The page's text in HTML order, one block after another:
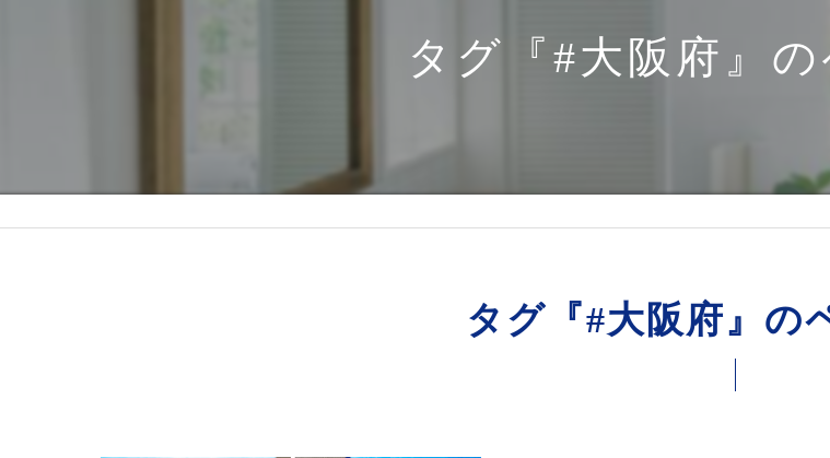
レジャー施設のカビ取り
タグ『#大阪府』
タグ『#大阪府』の